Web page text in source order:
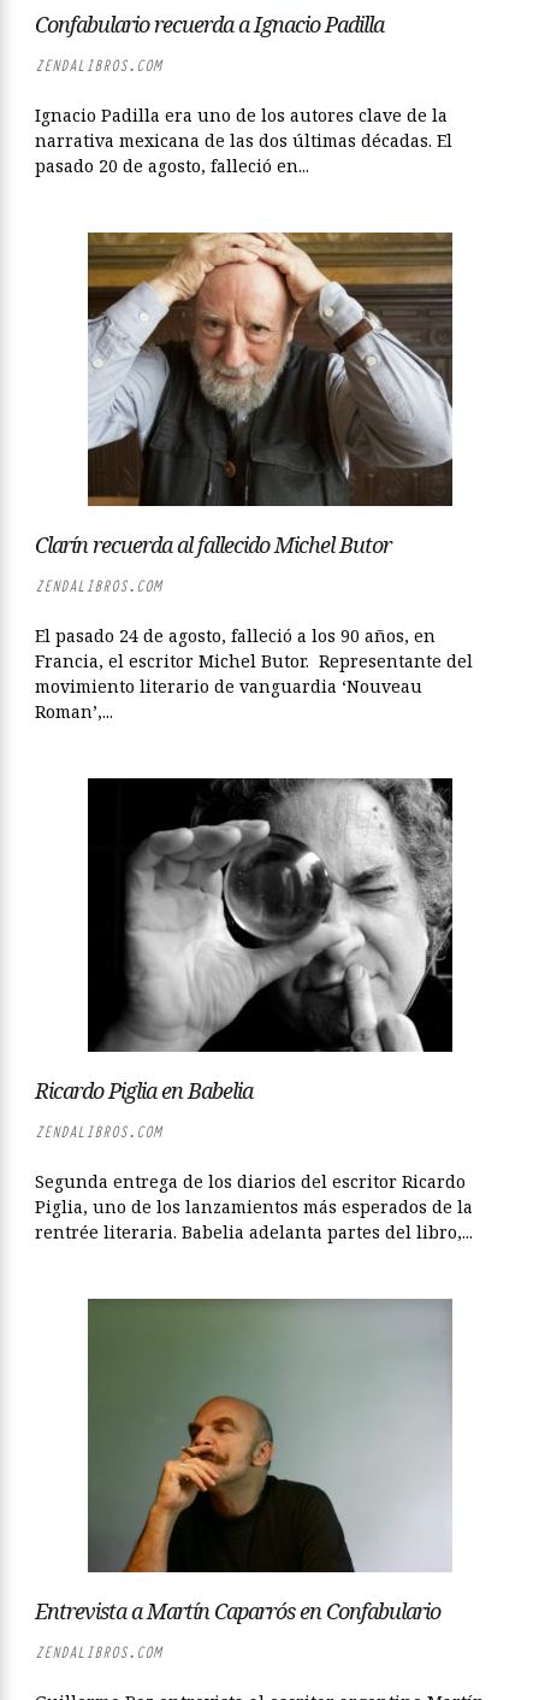
Confabulario recuerda a Ignacio Padilla
ZENDALIBROS.COM
Ignacio Padilla era uno de los autores clave de la
narrativa mexicana de las dos últimas décadas. El
pasado 20 de agosto, falleció en...
Clarín recuerda al fallecido Michel Butor
ZENDALIBROS.COM
El pasado 24 de agosto, falleció a los 90 años, en
Francia, el escritor Michel Butor. Representante del
movimiento literario de vanguardia ‘Nouveau
Roman’,...
Ricardo Piglia en Babelia
ZENDALIBROS.COM
Segunda entrega de los diarios del escritor Ricardo
Piglia, uno de los lanzamientos más esperados de la
rentrée literaria. Babelia adelanta partes del libro,...
Entrevista a Martín Caparrós en Confabulario
ZENDALIBROS.COM